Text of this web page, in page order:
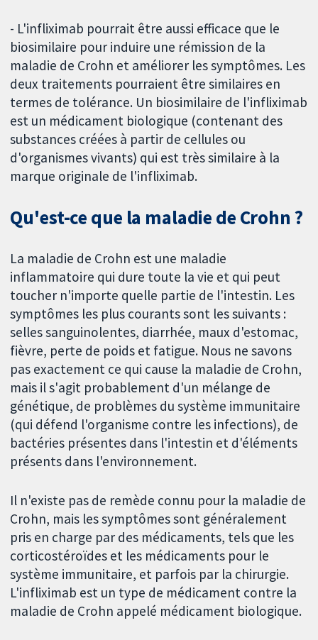
- L'infliximab pourrait être aussi efficace que le
biosimilaire pour induire une rémission de la
maladie de Crohn et améliorer les symptômes. Les
deux traitements pourraient être similaires en
termes de tolérance. Un biosimilaire de l'infliximab
est un médicament biologique (contenant des
substances créées à partir de cellules ou
d'organismes vivants) qui est très similaire à la
marque originale de l'infliximab.
Qu'est-ce que la maladie de Crohn ?
La maladie de Crohn est une maladie
inflammatoire qui dure toute la vie et qui peut
toucher n'importe quelle partie de l'intestin. Les
symptômes les plus courants sont les suivants :
selles sanguinolentes, diarrhée, maux d'estomac,
fièvre, perte de poids et fatigue. Nous ne savons
pas exactement ce qui cause la maladie de Crohn,
mais il s'agit probablement d'un mélange de
génétique, de problèmes du système immunitaire
(qui défend l'organisme contre les infections), de
bactéries présentes dans l'intestin et d'éléments
présents dans l'environnement.
Il n'existe pas de remède connu pour la maladie de
Crohn, mais les symptômes sont généralement
pris en charge par des médicaments, tels que les
corticostéroïdes et les médicaments pour le
système immunitaire, et parfois par la chirurgie.
L'infliximab est un type de médicament contre la
maladie de Crohn appelé médicament biologique.